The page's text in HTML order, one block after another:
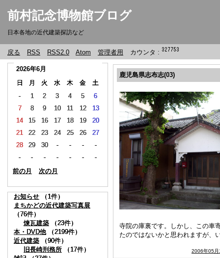
前村記念博物館ブログ
日本各地の近代建築探訪など
戻る RSS RSS2.0 Atom 管理者用 カウンタ :
2026年6月
日
月 火 水 木 金
土
-
1 2 3 4 5
6
7
8 9 10 11 12
13
14
15 16 17 18 19
20
21
22 23 24 25 26
27
28
29 30 - - -
-
-
- - - - -
-
前の月
次の月
お知らせ （1件）
まちかどの近代建築写真展
（76件）
煉瓦建築 （23件）
本・DVD他 （2199件）
近代建築 （90件）
旧長崎刑務所 （17件）
鹿児島県志布志(03)
寺院の庫裏です。しかし、この車
たのではないかと思われますが、
2006年05月
2026年6月
日
月 火 水 木 金
土
-
1 2 3 4 5
6
7
8 9 10 11 12
13
14
15 16 17 18 19
20
21
22 23 24 25 26
27
28
29 30 - - -
-
-
- - - - -
-
前の月
次の月
お知らせ （1件）
まちかどの近代建築写真展
（76件）
煉瓦建築 （23件）
本・DVD他 （2199件）
近代建築 （90件）
旧長崎刑務所 （17件）
2026年6月
日
月 火 水 木 金
土
-
1 2 3 4 5
6
7
8 9 10 11 12
13
14
15 16 17 18 19
20
21
22 23 24 25 26
27
28
29 30 - - -
-
-
- - - - -
-
前の月
次の月
お知らせ （1件）
まちかどの近代建築写真展
（76件）
煉瓦建築 （23件）
本・DVD他 （2199件）
近代建築 （90件）
旧長崎刑務所 （17件）